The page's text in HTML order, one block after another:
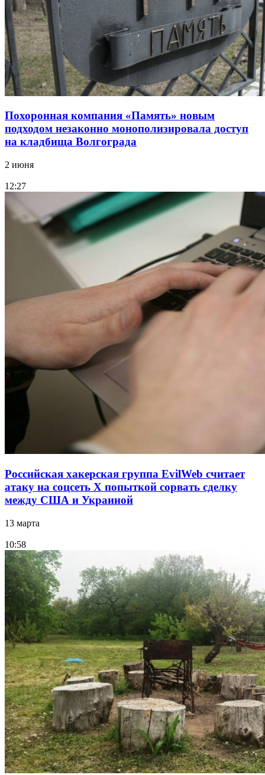
Похоронная компания «Память» новым
подходом незаконно монополизировала доступ
на кладбища Волгограда
2 июня
12:27
Российская хакерская группа EvilWeb считает
атаку на соцсеть Х попыткой сорвать сделку
между США и Украиной
13 марта
10:58